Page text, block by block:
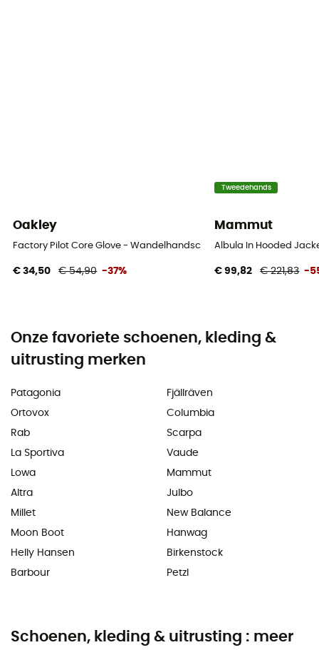
Oakley
Factory Pilot Core Glove - Wandelhandschoenen
€ 34,50 € 54,90 -37%
Tweedehands
Mammut
Albula In Hooded
€ 99,82 € 221,83 -
Onze favoriete schoenen, kleding &
uitrusting merken
Patagonia
Ortovox
Rab
La Sportiva
Lowa
Altra
Millet
Moon Boot
Helly Hansen
Barbour
Fjällräven
Columbia
Scarpa
Vaude
Mammut
Julbo
New Balance
Hanwag
Birkenstock
Petzl
Schoenen, kleding & uitrusting : meer